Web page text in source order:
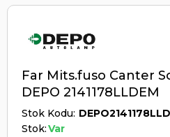
Far Mits.fuso Canter
DEPO 2141178LLDEM
Stok Kodu
Stok:Var